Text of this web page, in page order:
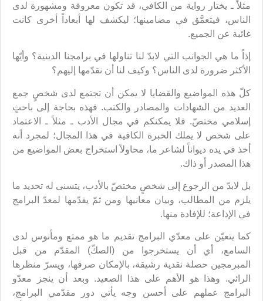
مثلاً ـ يختار رواية من الكافي، قد تكون معروفة ومشهورة لدى
الناس، فيتعمَّق في مضامينها؛ ليكشف لها أبعاداً أخرى كانت
غائبة عن الجميع.
إذاً ما هي الجوانب التي لابدّ لنا تناولها في برامجنا الدينية؟ وأيّها
الأكثر ضرورة لدى الناس؟ وكيف لنا أن نقدّمها إليهم؟
كلّ هذه المواضيع والقضايا لا يمكن أن تجتمع لدى شخصٍ جمع
العديد من الشهادات والمصادر والكتب. فهذه بحاجة إلى باحثٍ
إسلامي مختصّ. فلا يمكنكم في مجال الأدب ـ مثلاً ـ الاعتماد
على شخص لا يملك الخبرة الكافية في هذا المجال؛ لمجرد أنه
أخذ في يده ديواناً لشاعر ما، محاولاً استخراج بعض المواضيع من
هذا المصدر أو ذاك.
بل لابدّ من الرجوع إلى شخصٍ مختصّ بالأدب، يتسنى له تحديد ما
يلزم من المطالب، وبيان معانيها ومن ثمّ يقدّمها لمعدّ البرامج
في الإذاعة؛ للإفادة منها.
كما يتعيّن على معدّي البرامج تقديم ما هو ممتع ومأنوس لدى
السامع، أي أن يستخرجوا من (الصكّ) المقدّم من قبل
المبرمجين حصلة نقدية رشيقة، بالإمكان صرفها، ويسرّ منظرها
الرائي. وهذا هو الأهم على هذا الصعيد. وبعد أن ينجز معدّو
البرامج عملهم على أحسن وجه يأتي دور مقدّمي البرامج،